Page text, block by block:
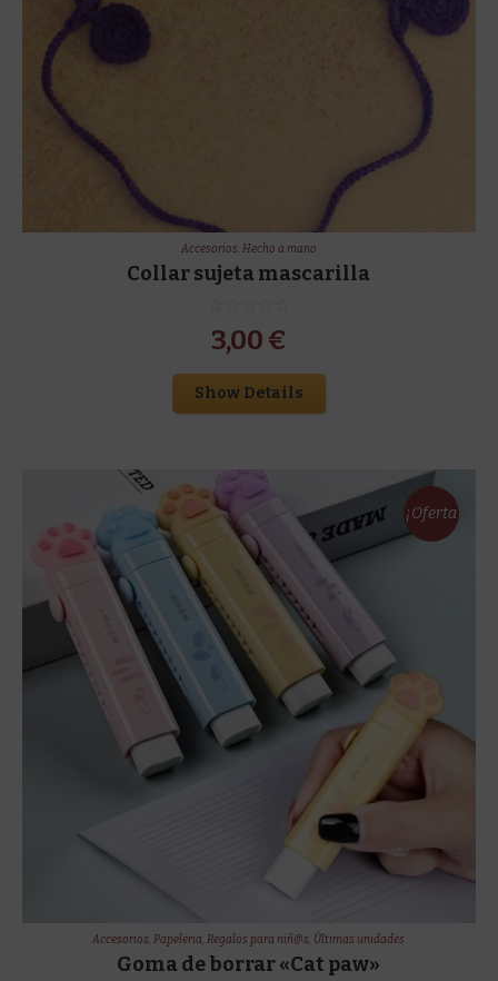
Accesorios, Hecho a mano
Collar sujeta mascarilla
3,00 €
Show Details
¡Oferta
Accesorios,Papeleria,Regalos para niñ@s, Últimas unidades
Goma de borrar «Cat paw»